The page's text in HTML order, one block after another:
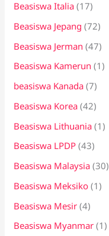
Beasiswa Italia (17)
Beasiswa Jepang (72)
Beasiswa Jerman (47)
Beasiswa Kamerun (1)
beasiswa Kanada (7)
Beasiswa Korea (42)
Beasiswa Lithuania (1)
Beasiswa LPDP (43)
Beasiswa Malaysia (30)
Beasiswa Meksiko (1)
Beasiswa Mesir (4)
Beasiswa Myanmar (1)